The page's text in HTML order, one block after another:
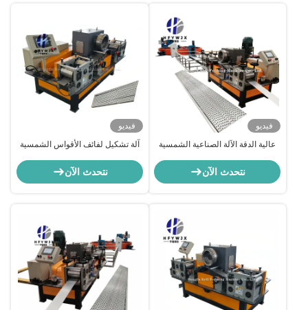
فيديو
عالية الدقة الآلة الصناعية الشمسية
نتحدث الآن
فيديو
آلة تشكيل لفائف الأقواس الشمسية
الكهروضوئية والدعامات الزلزالية
نتحدث الآن